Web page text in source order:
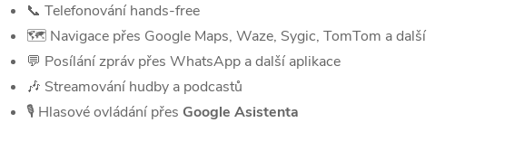
📞 Telefonování hands-free
🗺️ Navigace přes Google Maps, Waze, Sygic, TomTom a další
💬 Posílání zpráv přes WhatsApp a další aplikace
🎶 Streamování hudby a podcastů
🎙️ Hlasové ovládání přes Google Asistenta